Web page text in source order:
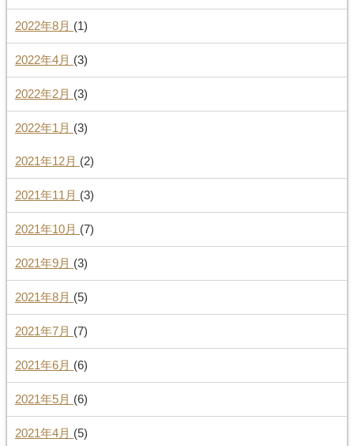
2022年8月 (1)
2022年4月 (3)
2022年2月 (3)
2022年1月 (3)
2021年12月 (2)
2021年11月 (3)
2021年10月 (7)
2021年9月 (3)
2021年8月 (5)
2021年7月 (7)
2021年6月 (6)
2021年5月 (6)
2021年4月 (5)